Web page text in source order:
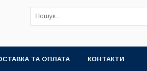
ТА ОПЛАТА КОНТАКТИ